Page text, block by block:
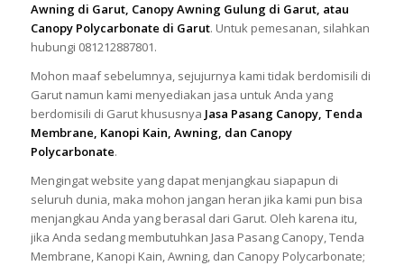
Awning di Garut, Canopy Awning Gulung di Garut, atau
Canopy Polycarbonate di Garut. Untuk pemesanan, silahkan
hubungi 081212887801.
Mohon maaf sebelumnya, sejujurnya kami tidak berdomisili di
Garut namun kami menyediakan jasa untuk Anda yang
berdomisili di Garut khususnya Jasa Pasang Canopy, Tenda
Membrane, Kanopi Kain, Awning, dan Canopy
Polycarbonate.
Mengingat website yang dapat menjangkau siapapun di
seluruh dunia, maka mohon jangan heran jika kami pun bisa
menjangkau Anda yang berasal dari Garut. Oleh karena itu,
jika Anda sedang membutuhkan Jasa Pasang Canopy, Tenda
Membrane, Kanopi Kain, Awning, dan Canopy Polycarbonate;